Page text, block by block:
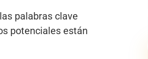
palabras clave
potenciales están